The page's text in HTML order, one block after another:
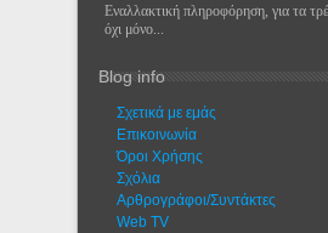
Εναλλακτική πληροφόρηση, για τα
όχι μόνο...
Blog info
Σχετικά με εμάς
Eπικοινωνία
Όροι Χρήσης
Σχόλια
Αρθρογράφοι/Συντάκτες
Web TV